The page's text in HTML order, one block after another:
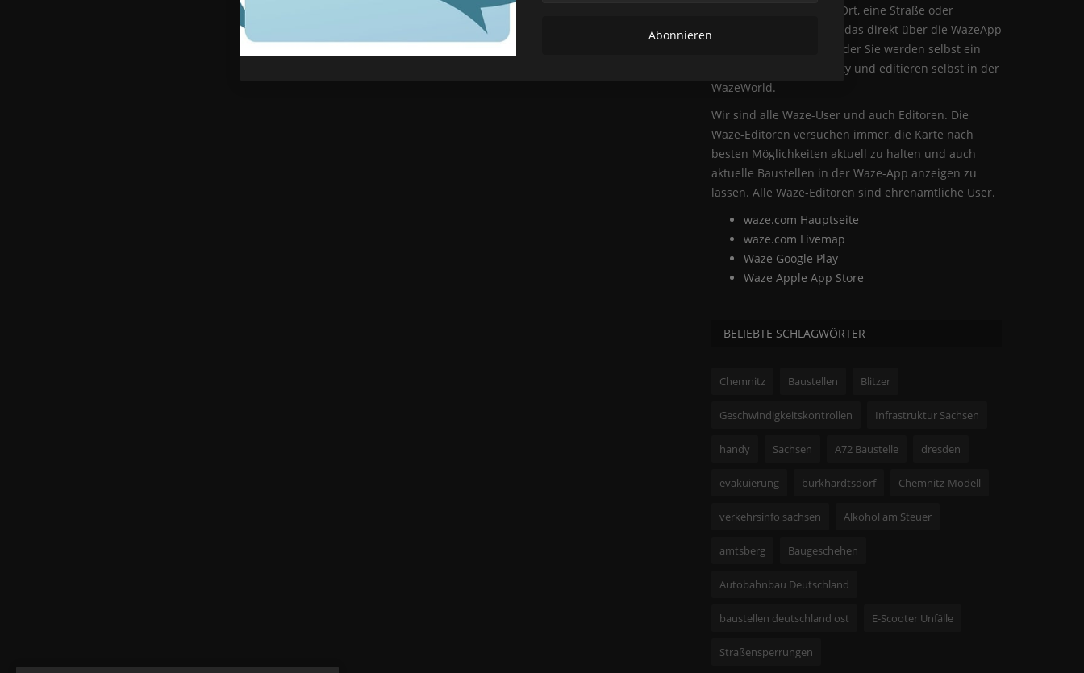
Abonnieren
eine Baustelle oder ein Ort, eine Straße oder
dergleichen, können Sie das direkt über die WazeApp
melden und eintragen oder Sie werden selbst ein
Teil der Waze-Community und editieren selbst in der
WazeWorld.
Wir sind alle Waze-User und auch Editoren. Die
Waze-Editoren versuchen immer, die Karte nach
besten Möglichkeiten aktuell zu halten und auch
aktuelle Baustellen in der Waze-App anzeigen zu
lassen. Alle Waze-Editoren sind ehrenamtliche User.
waze.com Hauptseite
waze.com Livemap
Waze Google Play
Waze Apple App Store
BELIEBTE SCHLAGWÖRTER
Chemnitz Baustellen Blitzer
Geschwindigkeitskontrollen Infrastruktur Sachsen
handy Sachsen A72 Baustelle dresden
evakuierung burkhardtsdorf Chemnitz-Modell
verkehrsinfo sachsen Alkohol am Steuer
amtsberg Baugeschehen
Autobahnbau Deutschland
baustellen deutschland ost E-Scooter Unfälle
Straßensperrungen